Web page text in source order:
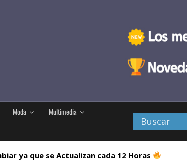
Moda
Multimedia
ya que se Actualizan cada 12 Horas